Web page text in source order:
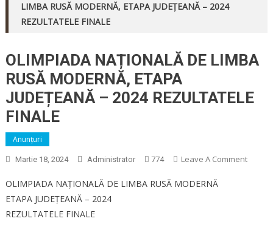
LIMBA RUSĂ MODERNĂ, ETAPA JUDEȚEANĂ – 2024
REZULTATELE FINALE
OLIMPIADA NAȚIONALĂ DE LIMBA
RUSĂ MODERNĂ, ETAPA
JUDEȚEANĂ – 2024 REZULTATELE
FINALE
Anunțuri
Martie 18, 2024 Administrator 774 Leave A CommentOn
OLIMPIADA NAȚIONALĂ DE LIMBA RUSĂ MODERNĂ
ETAPA JUDEȚEANĂ – 2024
REZULTATELE FINALE